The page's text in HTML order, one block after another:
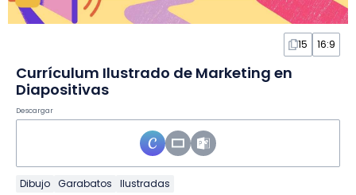
15 16:9
Currículum Ilustrado de Marketing en
Diapositivas
Descargar
Dibujo Garabatos Ilustradas